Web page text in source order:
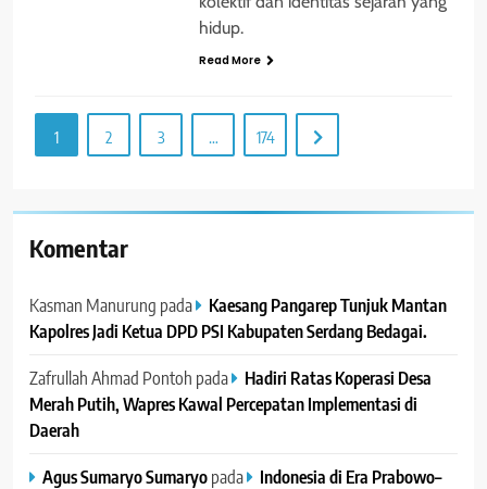
hidup.
Read More
1 2 3 … 174
Komentar
Kasman Manurung pada
Kaesang Pangarep Tunjuk Mantan
Kapolres Jadi Ketua DPD PSI Kabupaten Serdang Bedagai. ‎ ‎
Zafrullah Ahmad Pontoh pada
Hadiri Ratas Koperasi Desa
Merah Putih, Wapres Kawal Percepatan Implementasi di
Daerah
Agus Sumaryo Sumaryopada
Indonesia di Era Prabowo–